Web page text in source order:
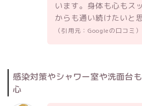
います。身体も心もス
からも通い続けたいと
（引用元：Googleの口コミ）
感染対策やシャワー室や洗面台
心